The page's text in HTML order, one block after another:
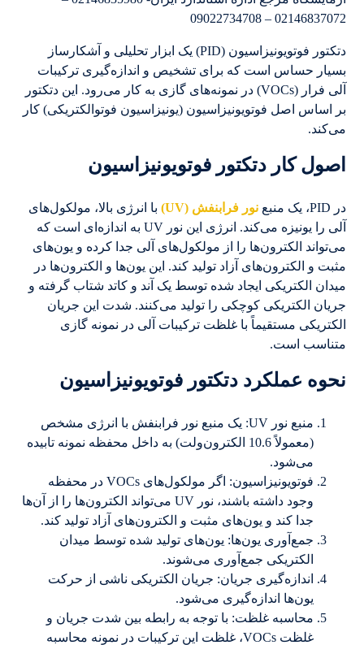
02146837072 – 09022734708
دتکتور فوتویونیزاسیون (PID) یک ابزار تحلیلی و آشکارساز
بسیار حساس است که برای تشخیص و اندازه‌گیری ترکیبات
آلی فرار (VOCs) در نمونه‌های گازی به کار می‌رود. این دتکتور
بر اساس اصل فوتویونیزاسیون (یونیزاسیون فوتوالکتریکی) کار
می‌کند.
اصول کار دتکتور فوتویونیزاسیون
در PID، یک منبع نور فرابنفش (UV)
با انرژی بالا، مولکول‌های
آلی را یونیزه می‌کند. انرژی این نور UV به اندازه‌ای است که
می‌تواند الکترون‌ها را از مولکول‌های آلی جدا کرده و یون‌های
مثبت و الکترون‌های آزاد تولید کند. این یون‌ها و الکترون‌ها در
میدان الکتریکی ایجاد شده توسط یک آند و کاتد شتاب گرفته و
جریان الکتریکی کوچکی را تولید می‌کنند. شدت این جریان
الکتریکی مستقیماً با غلظت ترکیبات آلی در نمونه گازی
متناسب است.
نحوه عملکرد دتکتور فوتویونیزاسیون
منبع نور UV: یک منبع نور فرابنفش با انرژی مشخص
(معمولاً 10.6 الکترون‌ولت) به داخل محفظه نمونه تابیده
می‌شود.
فوتویونیزاسیون: اگر مولکول‌های VOCs در محفظه
وجود داشته باشند، نور UV می‌تواند الکترون‌ها را از آن‌ها
جدا کند و یون‌های مثبت و الکترون‌های آزاد تولید کند.
جمع‌آوری یون‌ها: یون‌های تولید شده توسط میدان
الکتریکی جمع‌آوری می‌شوند.
اندازه‌گیری جریان: جریان الکتریکی ناشی از حرکت
یون‌ها اندازه‌گیری می‌شود.
محاسبه غلظت: با توجه به رابطه بین شدت جریان و
غلظت VOCs، غلظت این ترکیبات در نمونه محاسبه